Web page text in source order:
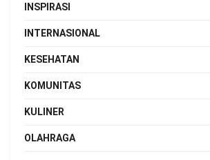
INSPIRASI
INTERNASIONAL
KESEHATAN
KOMUNITAS
KULINER
OLAHRAGA